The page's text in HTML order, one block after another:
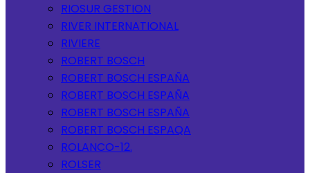
RIOSUR GESTION
RIVER INTERNATIONAL
RIVIERE
ROBERT BOSCH
ROBERT BOSCH ESPAÑA
ROBERT BOSCH ESPAÑA
ROBERT BOSCH ESPAÑA
ROBERT BOSCH ESPAQA
ROLANCO-12.
ROLSER